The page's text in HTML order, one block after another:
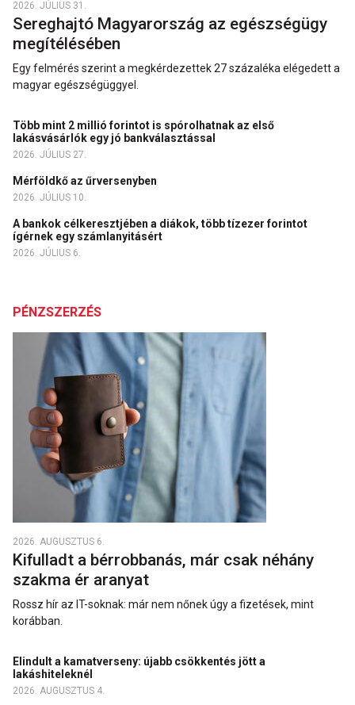
2026. JÚLIUS 31.
Sereghajtó Magyarország az egészségügy
megítélésében
Egy felmérés szerint a megkérdezettek 27 százaléka elégedett a
magyar egészségüggyel.
Több mint 2 millió forintot is spórolhatnak az első
lakásvásárlók egy jó bankválasztással
2026. JÚLIUS 27.
Mérföldkő az űrversenyben
2026. JÚLIUS 10.
A bankok célkeresztjében a diákok, több tízezer forintot
ígérnek egy számlanyitásért
2026. JÚLIUS 6.
PÉNZSZERZÉS
2026. AUGUSZTUS 6.
Kifulladt a bérrobbanás, már csak néhány
szakma ér aranyat
Rossz hír az IT-soknak: már nem nőnek úgy a fizetések, mint
korábban.
Elindult a kamatverseny: újabb csökkentés jött a
lakáshiteleknél
2026. AUGUSZTUS 4.